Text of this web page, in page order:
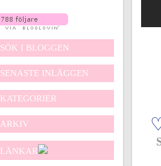
SÖK I BLOGGEN
SENASTE INLÄGGEN
KATEGORIER
ARKIV
LÄNKAR